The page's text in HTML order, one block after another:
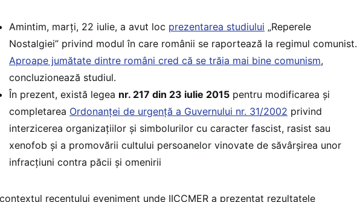
Amintim, marți, 22 iulie, a avut loc prezentarea studiului „Reperele
Nostalgiei” privind modul în care românii se raportează la regimul comunist.
Aproape jumătate dintre români cred că se trăia mai bine comunism,
concluzionează studiul.
În prezent, există legea nr. 217 din 23 iulie 2015 pentru modificarea şi
completarea Ordonanţei de urgenţă a Guvernului nr. 31/2002 privind
interzicerea organizaţiilor şi simbolurilor cu caracter fascist, rasist sau
xenofob şi a promovării cultului persoanelor vinovate de săvârşirea unor
infracţiuni contra păcii şi omenirii
contextul recentului eveniment unde IICCMER a prezentat rezultatele